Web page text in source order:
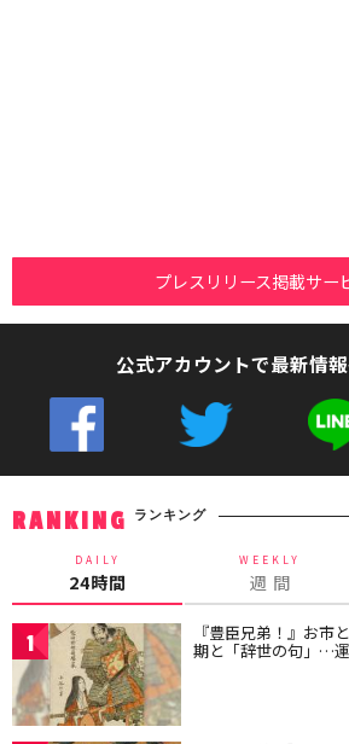
プレスリリース掲載サー
公式アカウントで最新情報
RANKING ランキング
DAILY
24時間
WEEKLY
週 間
1 『豊臣兄弟！』お市
期と「辞世の句」…